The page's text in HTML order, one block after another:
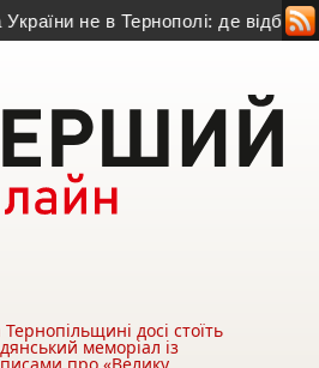
не в Тернополі: де відбудеться
досі стоїть
меморіал із